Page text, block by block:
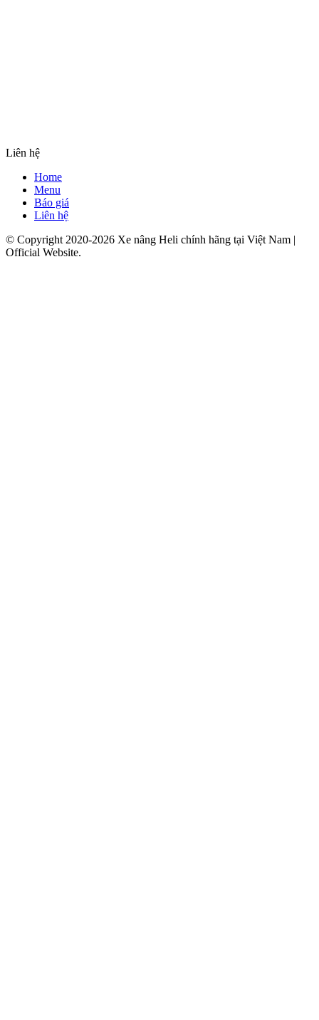
Liên hệ
Home
Menu
Báo giá
Liên hệ
© Copyright 2020-2026 Xe nâng Heli chính hãng tại Việt Nam |
Official Website.